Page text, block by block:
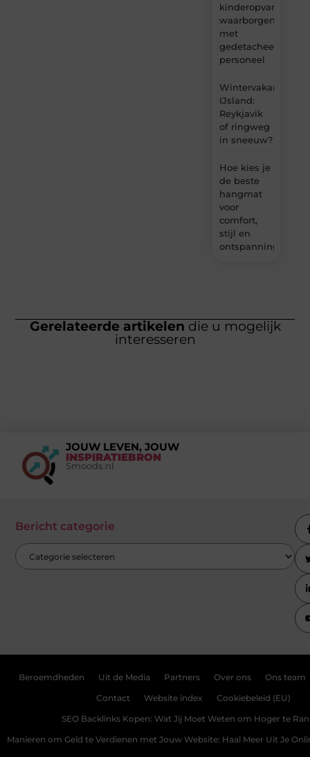
kinderopvang
waarborgen
met
gedetacheerd
personeel
Wintervakantie
IJsland:
Reykjavik
of ringweg
in sneeuw?
Hoe kies je
de beste
hangmat
voor
comfort,
stijl en
ontspanning?
Gerelateerde artikelen die u mogelijk
interesseren
JOUW LEVEN, JOUW
INSPIRATIEBRON
Smoods.nl
Bericht categorie
Beroemdheden Uit de Media Partners Over ons Ons team
Contact Website index Cookiebeleid (EU)
SEO Backlinks Kopen: Wat Jij Moet Weten om Hoger te
Manieren om Geld te Verdienen met Jouw Website: Haal Meer Uit Je